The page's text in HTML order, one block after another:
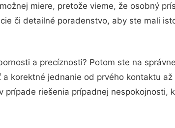
miere, pretože vieme, že osobný
či detailné poradenstvo, aby ste mali
a precíznosti? Potom ste na
korektné jednanie od prvého kontaktu
riešenia prípadnej nespokojnosti,